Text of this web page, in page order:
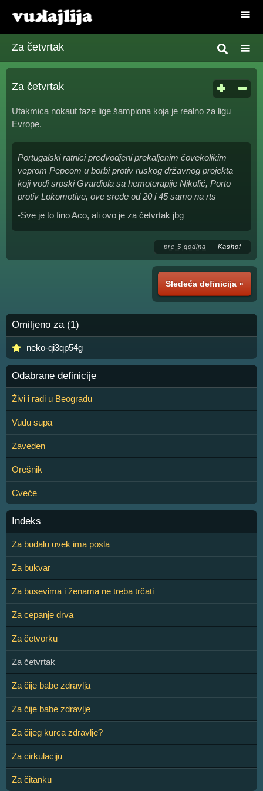
Za četvrtak
Za četvrtak
Utakmica nokaut faze lige šampiona koja je realno za ligu
Evrope.
Portugalski ratnici predvodjeni prekaljenim čovekolikim
veprom Pepeom u borbi protiv ruskog državnog projekta
koji vodi srpski Gvardiola sa hemoterapije Nikolić, Porto
protiv Lokomotive, ove srede od 20 i 45 samo na rts
-Sve je to fino Aco, ali ovo je za četvrtak jbg
pre 5 godina Kashof
Sledeća definicija »
Omiljeno za (1)
neko-qi3qp54g
Odabrane definicije
Živi i radi u Beogradu
Vudu supa
Zaveden
Orešnik
Cveće
Indeks
Za budalu uvek ima posla
Za bukvar
Za busevima i ženama ne treba trčati
Za cepanje drva
Za četvorku
Za četvrtak
Za čije babe zdravlja
Za čije babe zdravlje
Za čijeg kurca zdravlje?
Za cirkulaciju
Za čitanku